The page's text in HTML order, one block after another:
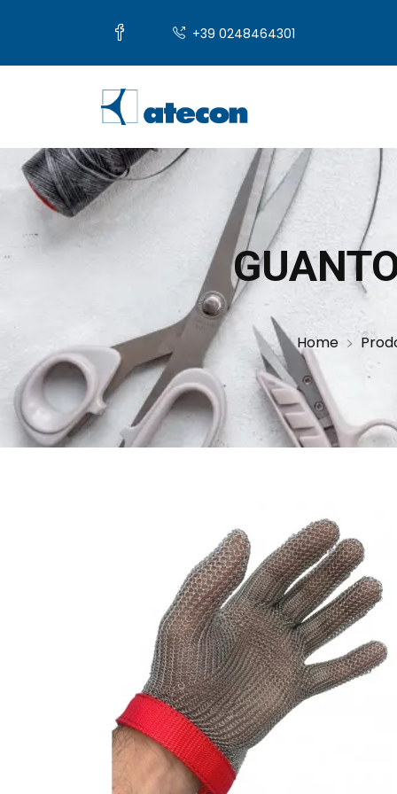
+39 0248464301
Home